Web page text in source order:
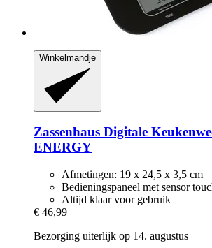
Winkelmandje
Zassenhaus Digitale
ENERGY
Afmetingen: 19 x 24,5 x 3,5 cm
Bedieningspaneel met sensor
Altijd klaar voor gebruik
€ 46,99
Bezorging uiterlijk op 14. augustus